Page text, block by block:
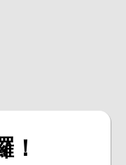
！